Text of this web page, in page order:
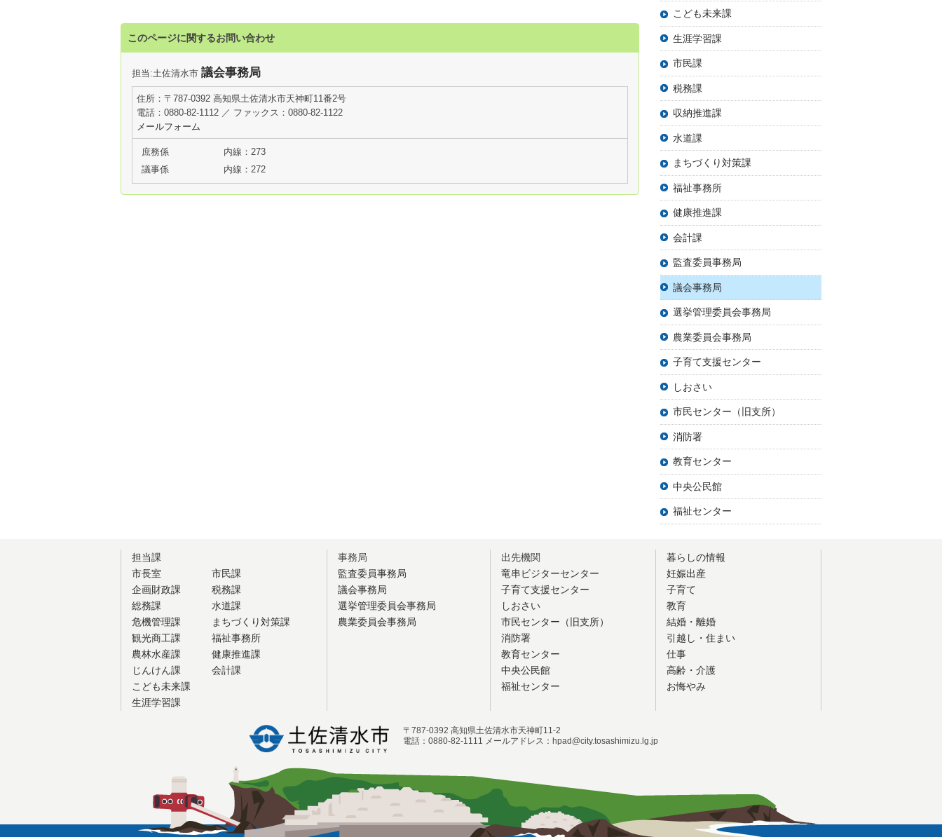
このページに関するお問い合わせ
担当:土佐清水市 議会事務局
住所：〒787-0392 高知県土佐清水市天神町11番2号
電話：0880-82-1112 ／ ファックス：0880-82-1122
メールフォーム
庶務係
内線：273
議事係
内線：272
こども未来課
生涯学習課
市民課
税務課
収納推進課
水道課
まちづくり対策課
福祉事務所
健康推進課
会計課
監査委員事務局
議会事務局
選挙管理委員会事務局
農業委員会事務局
子育て支援センター
しおさい
市民センター（旧支所）
消防署
教育センター
中央公民館
福祉センター
担当課
市長室
企画財政課
総務課
危機管理課
観光商工課
農林水産課
じんけん課
こども未来課
生涯学習課
市民課
税務課
水道課
まちづくり対策課
福祉事務所
健康推進課
会計課
事務局
監査委員事務局
議会事務局
選挙管理委員会事務局
農業委員会事務局
出先機関
竜串ビジターセンター
子育て支援センター
しおさい
市民センター（旧支所）
消防署
教育センター
中央公民館
福祉センター
暮らしの情報
妊娠出産
子育て
教育
結婚・離婚
引越し・住まい
仕事
高齢・介護
お悔やみ
〒787-0392 高知県土佐清水市天神町11-2
電話：0880-82-1111 メールアドレス：hpad@city.tosashimizu.lg.jp